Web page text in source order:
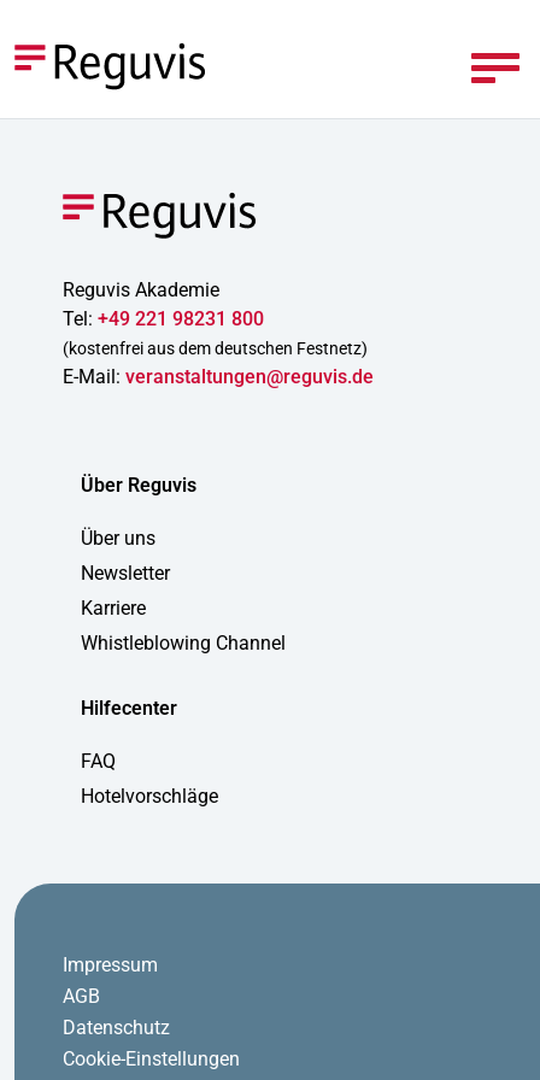
Reguvis Akademie
Tel: +49 221 98231 800
(kostenfrei aus dem deutschen Festnetz)
E-Mail: veranstaltungen@reguvis.de
Über Reguvis
Über uns
Newsletter
Karriere
Whistleblowing Channel
Hilfecenter
FAQ
Hotelvorschläge
Impressum
AGB
Datenschutz
Cookie-Einstellungen